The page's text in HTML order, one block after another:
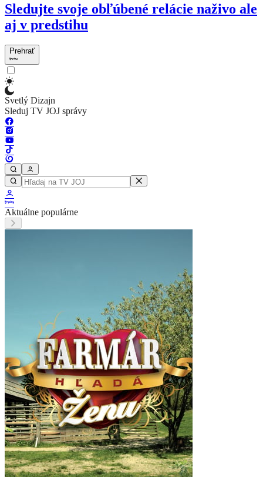
Sledujte svoje obľúbené relácie naživo ale
aj v predstihu
Prehrať
Svetlý Dizajn
Sleduj TV JOJ správy
Aktuálne populárne